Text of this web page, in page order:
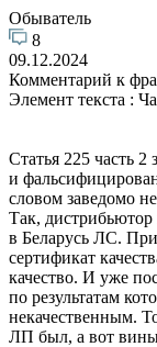
Обыватель
8
09.12.2024
Комментарий к
Элемент текста :
Статья 225 часть 2
и
словом заведомо
Так,
в Беларусь ЛС.
сертификат
качество. И уже
по результатам
некачественным.
ЛП был, а вот